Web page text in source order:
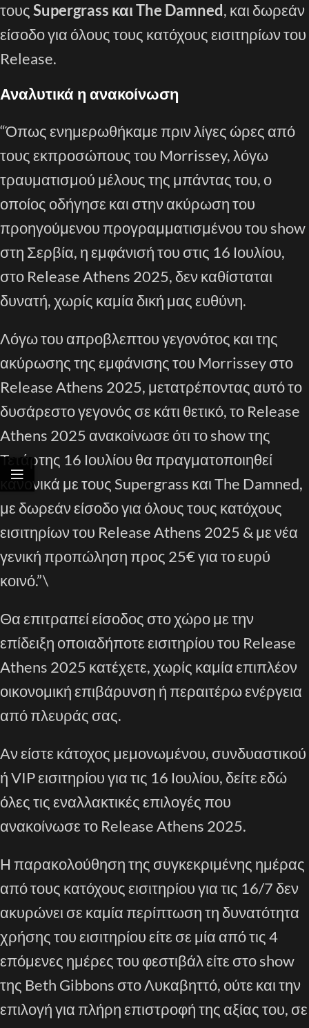
τουςSupergrass και The Damned, και δωρεάν
είσοδο για όλους τους κατόχους εισιτηρίων του
Release.
Αναλυτικά η ανακοίνωση
“Όπως ενημερωθήκαμε πριν λίγες ώρες από
τους εκπροσώπους του Morrissey, λόγω
τραυματισμού μέλους της μπάντας του, ο
οποίος οδήγησε και στην ακύρωση του
προηγούμενου προγραμματισμένου του show
στη Σερβία, η εμφάνισή του στις 16 Ιουλίου,
στο Release Athens 2025, δεν καθίσταται
δυνατή, χωρίς καμία δική μας ευθύνη.
Λόγω του απροβλεπτου γεγονότος και της
ακύρωσης της εμφάνισης του Morrissey στο
Release Athens 2025, μετατρέποντας αυτό το
δυσάρεστο γεγονός σε κάτι θετικό, το Release
Athens 2025 ανακοίνωσε ότι το show της
Τετάρτης 16 Ιουλίου θα πραγματοποιηθεί
κανονικά με τους Supergrass και The Damned,
με δωρεάν είσοδο για όλους τους κατόχους
εισιτηρίων του Release Athens 2025 & με νέα
γενική προπώληση προς 25€ για το ευρύ
κοινό.”\
Θα επιτραπεί είσοδος στο χώρο με την
επίδειξη οποιαδήποτε εισιτηρίου του Release
Athens 2025 κατέχετε, χωρίς καμία επιπλέον
οικονομική επιβάρυνση ή περαιτέρω ενέργεια
από πλευράς σας.
Αν είστε κάτοχος μεμονωμένου, συνδυαστικού
ή VIP εισιτηρίου για τις 16 Ιουλίου, δείτε εδώ
όλες τις εναλλακτικές επιλογές που
ανακοίνωσε το Release Athens 2025.
Η παρακολούθηση της συγκεκριμένης ημέρας
από τους κατόχους εισιτηρίου για τις 16/7 δεν
ακυρώνει σε καμία περίπτωση τη δυνατότητα
χρήσης του εισιτηρίου είτε σε μία από τις 4
επόμενες ημέρες του φεστιβάλ είτε στο show
της Beth Gibbons στο Λυκαβηττό, ούτε και την
επιλογή για πλήρη επιστροφή της αξίας του, σε